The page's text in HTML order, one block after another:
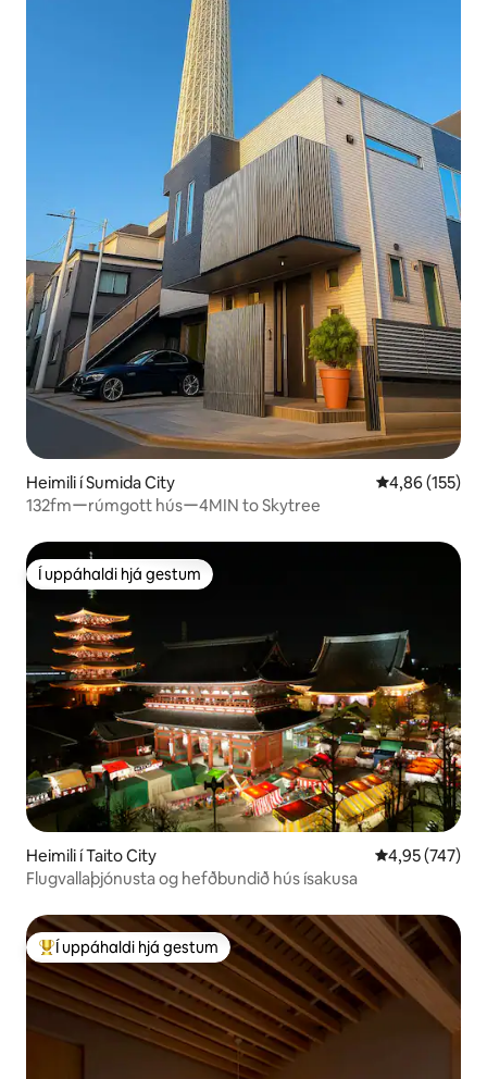
Heimili í Sumida City 4,86 af 5 í
4,86 (155)
132fmーrúmgott húsー4MIN to Skytree
Í uppáhaldi hjá gestum
Í uppáhaldi hjá gestum
Heimili í Taito City 4,95 af 5 í
4,95 (747)
Flugvallaþjónusta og hefðbundið hús ísakusa
Í mestu uppáhaldi hjá gestum
Í uppáhaldi hjá gestum